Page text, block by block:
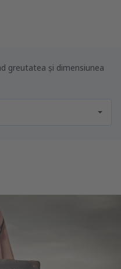
greutatea și dimensiunea